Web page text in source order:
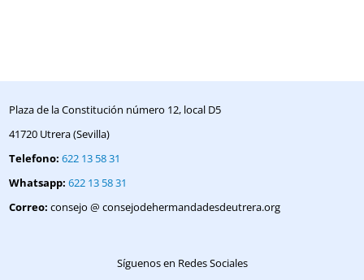
Plaza de la Constitución número 12, local D5
41720 Utrera (Sevilla)
Telefono: 622 13 58 31
Whatsapp: 622 13 58 31
Correo: consejo @ consejodehermandadesdeutrera.org
Síguenos en Redes Sociales